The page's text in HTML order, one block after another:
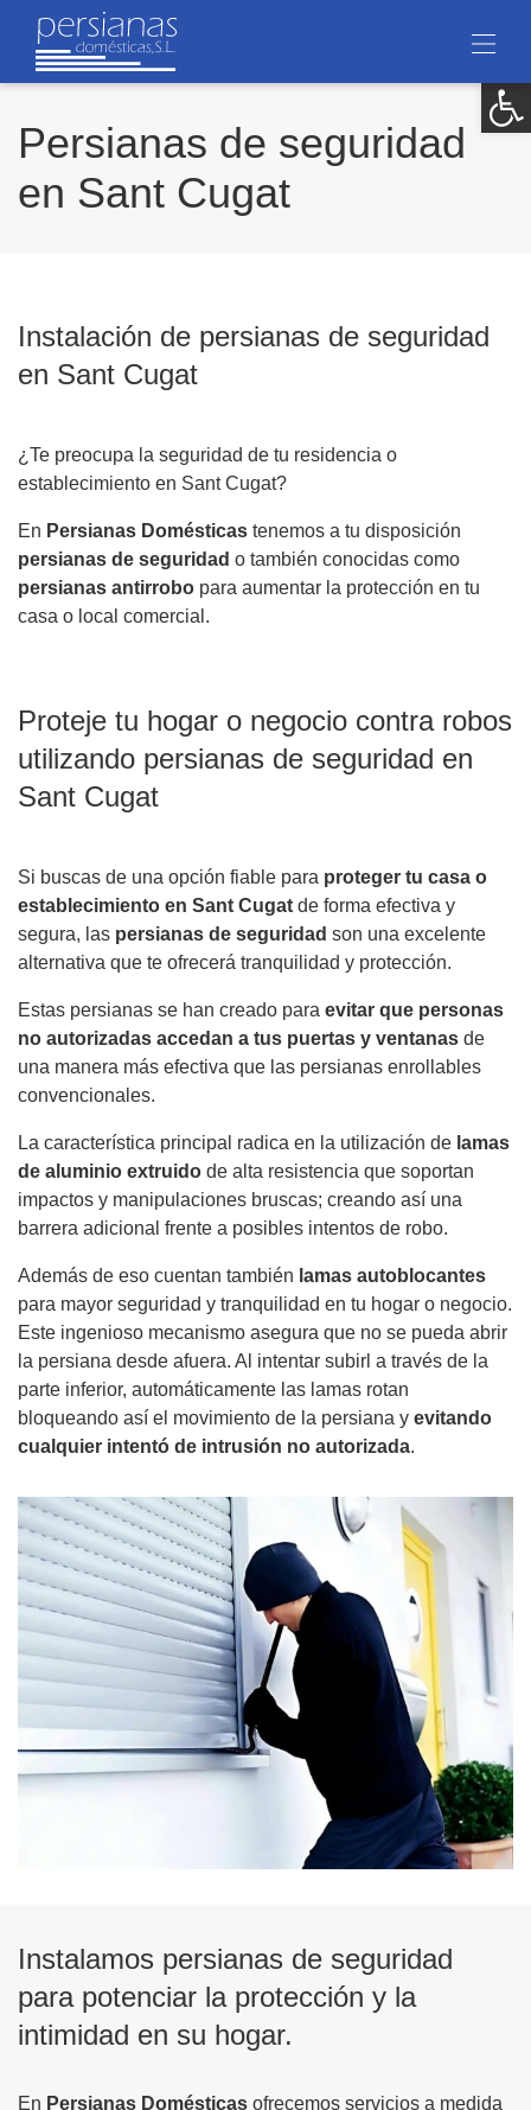
Persianas de seguridad
en Sant Cugat
Instalación de persianas de seguridad
en Sant Cugat
¿Te preocupa la seguridad de tu residencia o
establecimiento en Sant Cugat?
En Persianas Domésticas tenemos a tu disposición
persianas de seguridad o también conocidas como
persianas antirrobo para aumentar la protección en tu
casa o local comercial.
Proteje tu hogar o negocio contra robos
utilizando persianas de seguridad en
Sant Cugat
Si buscas de una opción fiable para proteger tu casa o
establecimiento en Sant Cugat de forma efectiva y
segura, las persianas de seguridad son una excelente
alternativa que te ofrecerá tranquilidad y protección.
Estas persianas se han creado para evitar que personas
no autorizadas accedan a tus puertas y ventanas de
una manera más efectiva que las persianas enrollables
convencionales.
La característica principal radica en la utilización de lamas
de aluminio extruido de alta resistencia que soportan
impactos y manipulaciones bruscas; creando así una
barrera adicional frente a posibles intentos de robo.
Además de eso cuentan también lamas autoblocantes
para mayor seguridad y tranquilidad en tu hogar o negocio.
Este ingenioso mecanismo asegura que no se pueda abrir
la persiana desde afuera. Al intentar subirl a través de la
parte inferior, automáticamente las lamas rotan
bloqueando así el movimiento de la persiana y evitando
cualquier intentó de intrusión no autorizada.
Instalamos persianas de seguridad
para potenciar la protección y la
intimidad en su hogar.
En Persianas Domésticas ofrecemos servicios a medida